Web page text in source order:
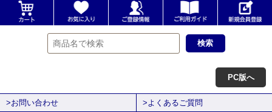
PC版へ
>お問い合わせ >よくあるご質問